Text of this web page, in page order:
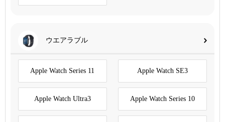
ウエアラブル
Apple Watch Series 11 Apple Watch SE3
Apple Watch Ultra3 Apple Watch Series 10